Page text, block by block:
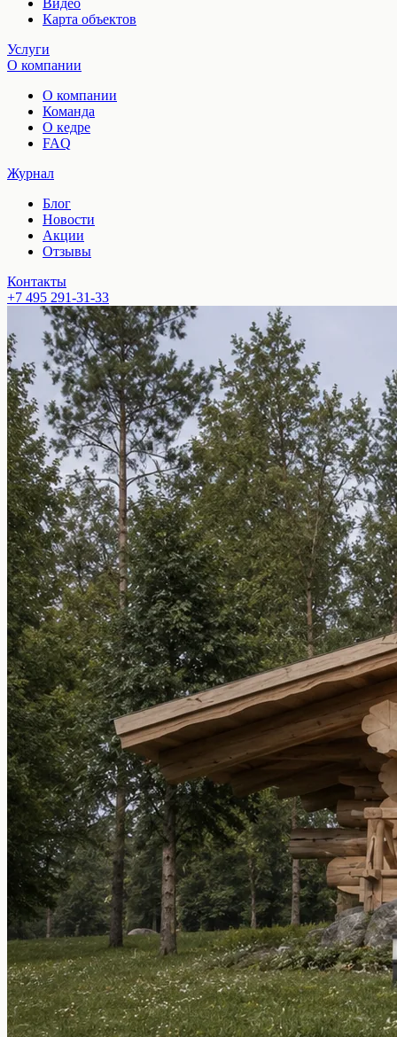
Видео
Карта объектов
Услуги
О компании
О компании
Команда
О кедре
FAQ
Журнал
Блог
Новости
Акции
Отзывы
Контакты
+7 495 291-31-33